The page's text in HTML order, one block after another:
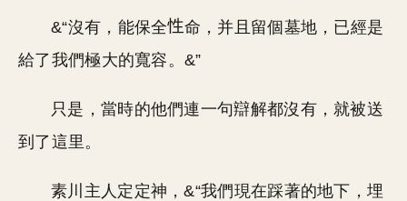
&“沒有，能保全
命，并且留個墓地，已經是
給了我們極大的寬容。&”
只是，當時的他們連一句辯解都沒有，就被送
到了這里。
素川主人定定神，&“我們現在踩著的地下，埋